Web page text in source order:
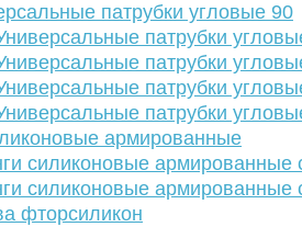
патрубки угловые 90
патрубки
патрубки
патрубки
патрубки
армированные
силиконовые армированные
силиконовые армированные
фторсиликон